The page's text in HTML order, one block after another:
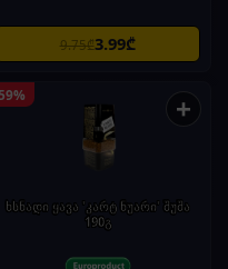
9.75₾3.99₾
+
ხსნადი ყავა 'კარტ ნუარი' შუშა
190გ